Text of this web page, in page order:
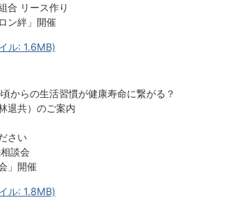
合 リース作り
ン絆」開催
ル: 1.6MB)
からの生活習慣が健康寿命に繋がる？
退共）のご案内
さい
談会
」開催
ル: 1.8MB)